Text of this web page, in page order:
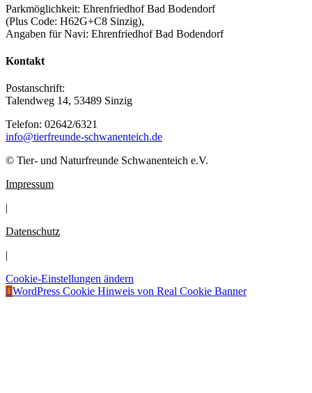
Parkmöglichkeit: Ehrenfriedhof Bad Bodendorf
(Plus Code: H62G+C8 Sinzig),
Angaben für Navi: Ehrenfriedhof Bad Bodendorf
Kontakt
Postanschrift:
Talendweg 14, 53489 Sinzig
Telefon: 02642/6321
info@tierfreunde-schwanenteich.de
© Tier- und Naturfreunde Schwanenteich e.V.
Impressum
|
Datenschutz
|
Cookie-Einstellungen ändern
Nach
WordPress Cookie Hinweis von Real Cookie Banner